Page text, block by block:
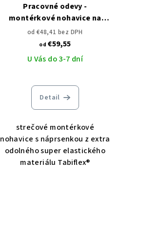
Pracovné odevy -
montérkové nohavice na
traky ARDON 4XSTRETCH
od €48,41 bez DPH
od €59,55
U Vás do 3-7 dní
Detail
strečové montérkové
nohavice s náprsenkou z extra
odolného super elastického
materiálu Tabiflex®